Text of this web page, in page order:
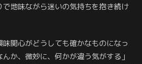
地味ながら迷いの気持ちを抱き続け
関心がどうしても確かなものになっ
か、微妙に、何かが違う気がする」